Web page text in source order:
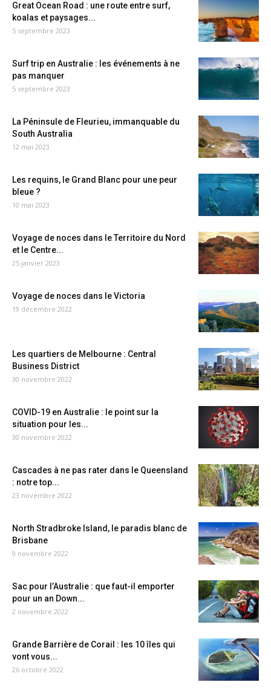
Great Ocean Road : une route entre surf,
koalas et paysages...
5 septembre 2023
Surf trip en Australie : les événements à ne
pas manquer
5 septembre 2023
La Péninsule de Fleurieu, immanquable du
South Australia
12 mai 2023
Les requins, le Grand Blanc pour une peur
bleue ?
10 mai 2023
Voyage de noces dans le Territoire du Nord
et le Centre...
25 janvier 2023
Voyage de noces dans le Victoria
19 décembre 2022
Les quartiers de Melbourne : Central
Business District
30 novembre 2022
COVID-19 en Australie : le point sur la
situation pour les...
30 novembre 2022
Cascades à ne pas rater dans le Queensland
: notre top...
23 novembre 2022
North Stradbroke Island, le paradis blanc de
Brisbane
9 novembre 2022
Sac pour l’Australie : que faut-il emporter
pour un an Down...
2 novembre 2022
Grande Barrière de Corail : les 10 îles qui
vont vous...
26 octobre 2022